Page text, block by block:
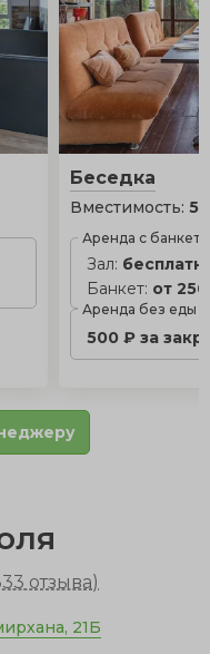
Беседка
Вместимость:5
Аренда с
Зал:
Банкет: от
Аренда без еды
500 ₽ за
отзыва)
21Б